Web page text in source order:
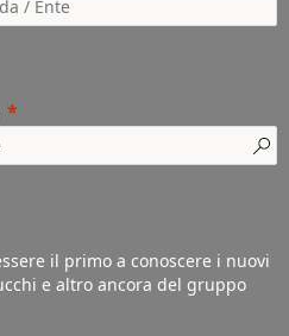
il primo a conoscere i nuovi
e altro ancora del gruppo